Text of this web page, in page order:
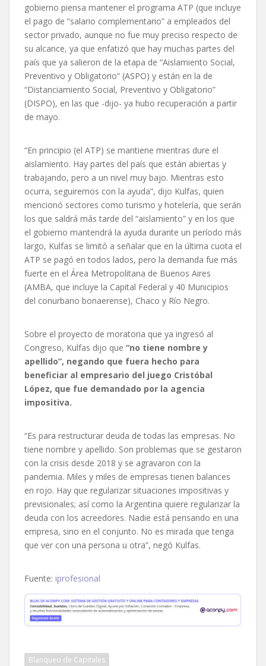
gobierno piensa mantener el programa ATP (que incluye
el pago de “salario complementario” a empleados del
sector privado, aunque no fue muy preciso respecto de
su alcance, ya que enfatizó que hay muchas partes del
país que ya salieron de la etapa de “Aislamiento Social,
Preventivo y Obligatorio” (ASPO) y están en la de
“Distanciamiento Social, Preventivo y Obligatorio”
(DISPO), en las que -dijo- ya hubo recuperación a partir
de mayo.
“En principio (el ATP) se mantiene mientras dure el
aislamiento. Hay partes del país que están abiertas y
trabajando, pero a un nivel muy bajo. Mientras esto
ocurra, seguiremos con la ayuda”, dijo Kulfas, quien
mencionó sectores como turismo y hotelería, que serán
los que saldrá más tarde del “aislamiento” y en los que
el gobierno mantendrá la ayuda durante un período más
largo, Kulfas se limitó a señalar que en la última cuota el
ATP se pagó en todos lados, pero la demanda fue más
fuerte en el Área Metropolitana de Buenos Aires
(AMBA, que incluye la Capital Federal y 40 Municipios
del conurbano bonaerense), Chaco y Río Negro.
Sobre el proyecto de moratoria que ya ingresó al
Congreso, Kulfas dijo que “no tiene nombre y
apellido”, negando que fuera hecho para
beneficiar al empresario del juego Cristóbal
López, que fue demandado por la agencia
impositiva.
“Es para restructurar deuda de todas las empresas. No
tiene nombre y apellido. Son problemas que se gestaron
con la crisis desde 2018 y se agravaron con la
pandemia. Miles y miles de empresas tienen balances
en rojo. Hay que regularizar situaciones impositivas y
previsionales; así como la Argentina quiere regularizar la
deuda con los acreedores. Nadie está pensando en una
empresa, sino en el conjunto. No es mirada que tenga
que ver con una persona u otra”, negó Kulfas.
Fuente: iprofesional
Blanqueo de Capitales